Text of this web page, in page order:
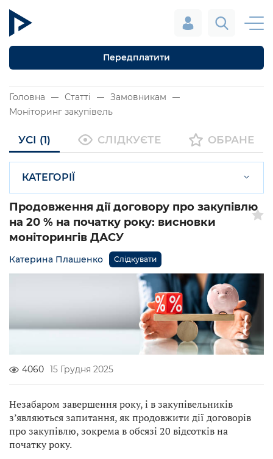
Передплатити
Головна Статті
Замовникам
Моніторинг закупівель
УСІ (1) СЛІДКУЄТЕ ОБРАНЕ
КАТЕГОРІЇ
Продовження дії договору про закупівлю
на 20 % на початку року: висновки
моніторингів ДАСУ
Катерина Плашенко Слідкувати
4060 15 Грудня 2025
Незабаром завершення року, і в закупівельників
з’являються запитання, як продовжити дії договорів
про закупівлю, зокрема в обсязі 20 відсотків на
початку року.